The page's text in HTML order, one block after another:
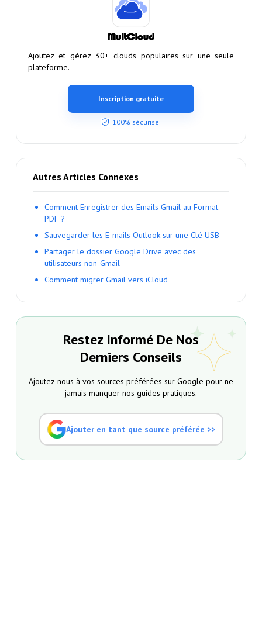
Ajoutez et gérez 30+ clouds populaires sur une seule
plateforme.
Inscription gratuite
100% sécurisé
Autres Articles Connexes
Comment Enregistrer des Emails Gmail au Format
PDF ?
Sauvegarder les E-mails Outlook sur une Clé USB
Partager le dossier Google Drive avec des
utilisateurs non-Gmail
Comment migrer Gmail vers iCloud
Restez Informé De Nos
Derniers Conseils
Ajoutez-nous à vos sources préférées sur Google pour ne
jamais manquer nos guides pratiques.
Ajouter en tant que source préférée >>